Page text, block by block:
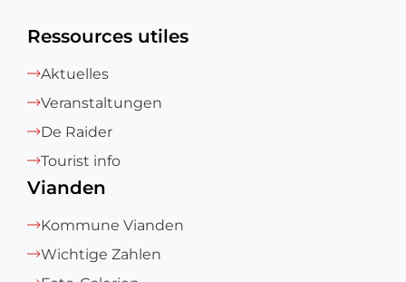
Ressources utiles
Aktuelles
Veranstaltungen
De Raider
Tourist info
Vianden
Kommune Vianden
Wichtige Zahlen